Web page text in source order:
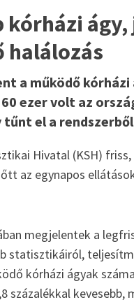
kórházi
halálozás
a működő
ezer volt az
tűnt el a
Hivatal (KSH)
az egynapos
megjelentek a
statisztikáiról,
kórházi ágyak
százalékkal kevesebb,